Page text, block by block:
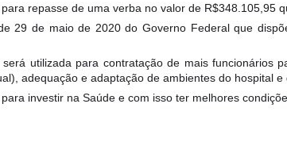
repasse de uma verba no valor de R$348.105,95
29 de maio de 2020 do Governo Federal que
utilizada para contratação de mais funcionários
adequação e adaptação de ambientes do hospital e
investir na Saúde e com isso ter melhores